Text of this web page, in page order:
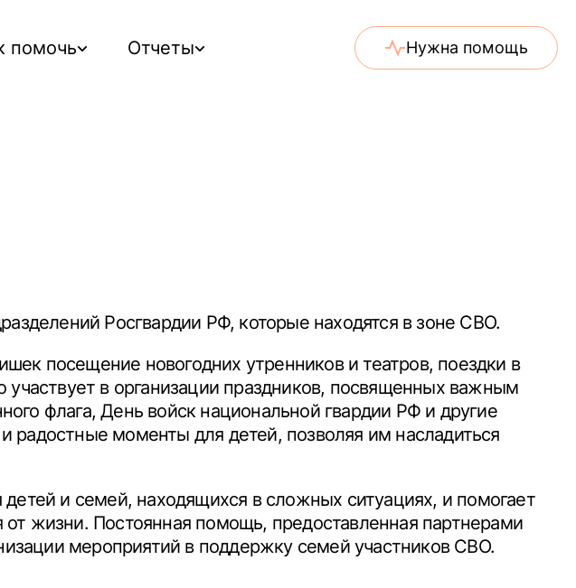
помочь Отчеты Нужна помощь
Росгвардии РФ, которые находятся в зоне СВО.
посещение новогодних утренников и театров, поездки в
участвует в организации праздников, посвященных важным
флага, День войск национальной гвардии РФ и другие
радостные моменты для детей, позволяя им насладиться
и семей, находящихся в сложных ситуациях, и помогает
жизни. Постоянная помощь, предоставленная партнерами
мероприятий в поддержку семей участников СВО.